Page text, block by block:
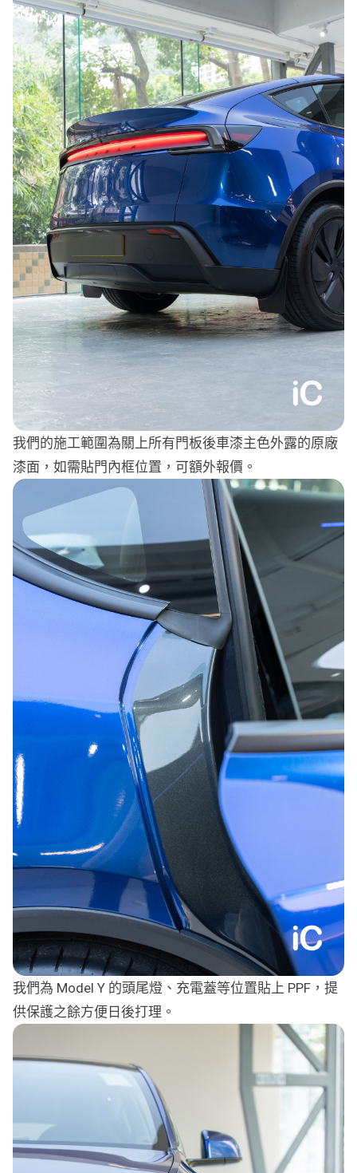
我們的施工範圍為關上所有門板後車漆主色外露的原廠
漆面，如需貼門內框位置，可額外報價。
我們為 Model Y 的頭尾燈、充電蓋等位置貼上 PPF，提
供保護之餘方便日後打理。